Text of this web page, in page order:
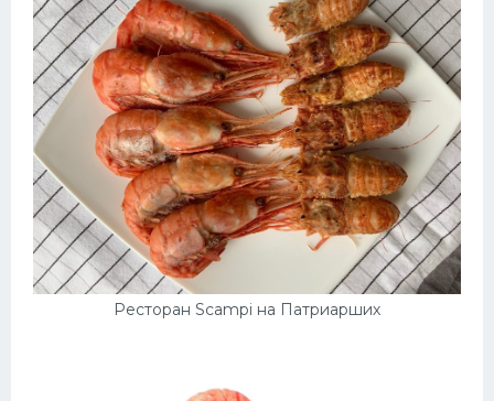
Ресторан Scampi на Патриарших